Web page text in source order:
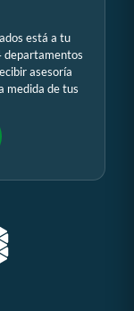
está a tu
departamentos
asesoría
medida de tus